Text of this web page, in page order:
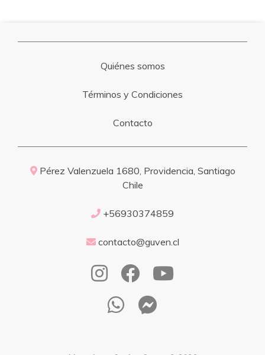
Quiénes somos
Términos y Condiciones
Contacto
Pérez Valenzuela 1680, Providencia, Santiago
Chile
+56930374859
contacto@guven.cl